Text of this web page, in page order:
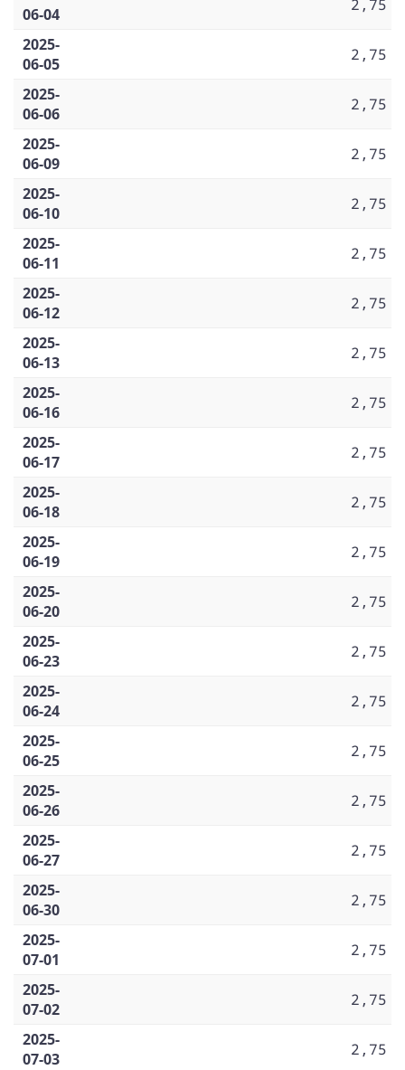
06-04
2,75
2025-
06-05
2,75
2025-
06-06
2,75
2025-
06-09
2,75
2025-
06-10
2,75
2025-
06-11
2,75
2025-
06-12
2,75
2025-
06-13
2,75
2025-
06-16
2,75
2025-
06-17
2,75
2025-
06-18
2,75
2025-
06-19
2,75
2025-
06-20
2,75
2025-
06-23
2,75
2025-
06-24
2,75
2025-
06-25
2,75
2025-
06-26
2,75
2025-
06-27
2,75
2025-
06-30
2,75
2025-
07-01
2,75
2025-
07-02
2,75
2025-
07-03
2,75